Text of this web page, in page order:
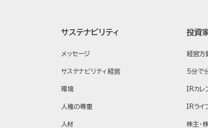
サステナビリティ
メッセージ
サステナビリティ経営
環境
人権の尊重
人材
投資
経営方
5分で
IRカレ
IRライ
株主・